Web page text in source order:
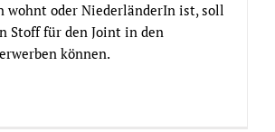
wohnt oder NiederländerIn ist, soll
Stoff für den Joint in den
können.